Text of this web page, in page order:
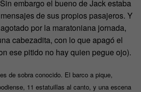
embargo el bueno de Jack estaba
de sus propios pasajeros. Y
por la maratoniana jornada,
cabezadita, con lo que apagó el
ese pitido no hay quien pegue ojo).
de sobra conocido. El barco a pique,
11 estatuillas al canto, y una escena